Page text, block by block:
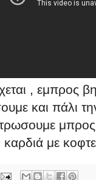
, εμπρος
και πάλι
καρδιά με